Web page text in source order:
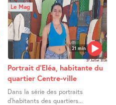
21 min
Le Mag
27 Juillet 2026
Portrait d’Eléa, habitante du
quartier Centre-ville
Dans la série des portraits
d’habitants des quartiers...